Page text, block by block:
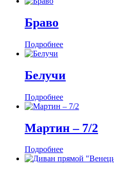
Браво
Подробнее
Белучи
Подробнее
Мартин ‒ 7/2
Подробнее